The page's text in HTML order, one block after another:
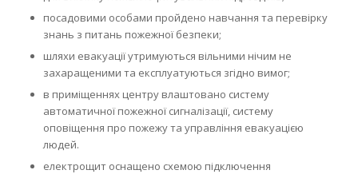
посадовими особами пройдено навчання та перевірку
знань з питань пожежної безпеки;
шляхи евакуації утримуються вільними нічим не
захаращеними та експлуатуються згідно вимог;
в приміщеннях центру влаштовано систему
автоматичної пожежної сигналізації, систему
оповіщення про пожежу та управління евакуацією
людей.
електрощит оснащено схемою підключення